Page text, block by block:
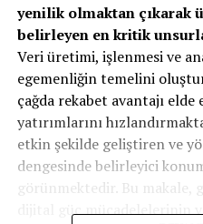
yenilik olmaktan çıkarak
belirleyen en kritik
Veri üretimi, işlenmesi ve
egemenliğin temelini
çağda rekabet avantajı
yatırımlarını
etkin şekilde geliştiren ve
dengesinde belirleyici
görünmektedir. Bu makale,
dijital güç mücadelelerinin